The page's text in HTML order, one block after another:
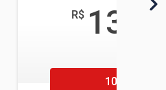
R$ 13
106 11